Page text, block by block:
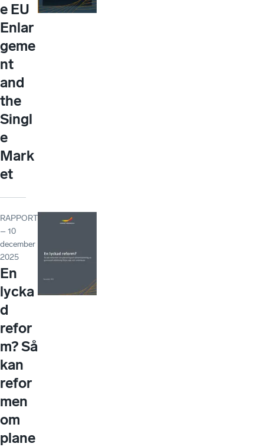
e EU
Enlar
geme
nt
and
the
Singl
e
Mark
et
RAPPORT
– 10
december
2025
En
lycka
d
refor
m? Så
kan
refor
men
om
plane